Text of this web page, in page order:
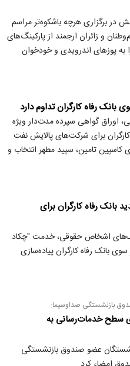
در برگزاری هرچه باشکوه‌تر مراسم
و زائران ارجمند از پارکینگ‌های
به پوز‌های اندرویدی و خودخوان
رفاه کارگران تداوم دارد
اوراق گواهی سپرده مدت‌دار ویژه
برای شرکت‌های پالایش نفت
کاسپین تامین، سپید مطهر انتخاب و
رفاه کارگران برای
اشخاص حقوقی، خدمت "چکاد
بانک رفاه کارگران پیاده‌سازی
بازنشستگی صداو‌سیما:
سطح خدمات‌رسانی به
عضو صندوق بازنشستگی